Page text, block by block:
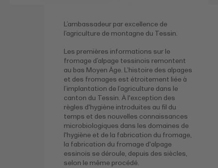
L’ambassadeur par excellence de
l’agriculture de montagne du Tessin.
Les premières informations sur le
fromage d’alpage tessinois remontent
au bas Moyen Âge. L’histoire des alpages
et des fromages est étroitement liée à
l’implantation de l’agriculture dans le
canton du Tessin. À l'exception des
règles d'hygiène introduites au fil du
temps et des nouvelles connaissances
microbiologiques dans les domaines de
l'hygiène et de la fabrication du fromage,
la fabrication du fromage d'alpage
essinois se déroule, depuis des siècles,
selon le même procédé.